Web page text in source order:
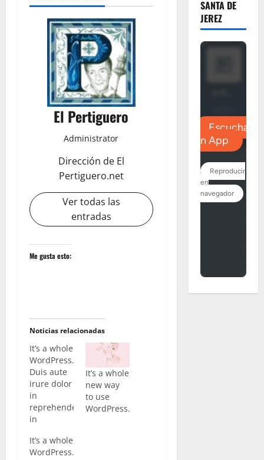
El Pertiguero
Administrator
Dirección de El
Pertiguero.net
Ver todas las
entradas
Me gusta esto:
Noticias relacionadas
It’s a whole
WordPress.
Duis aute
irure dolor
in
reprehenderit
in
velit esse
cillum
It’s a whole
new way
to use
WordPress.
It’s a whole
WordPress.
SANTA DE
JEREZ